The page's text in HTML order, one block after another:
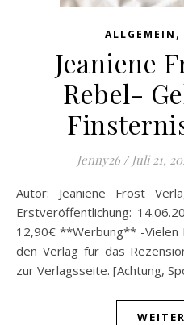
ALLGEMEIN ,
Jeaniene
Rebel-
Jenny26 / Juli 21,
Autor: Jeaniene Frost Verlag: Blanvalet Verlag Datum
Erstveröffentlichung:
12,90€ **Werbung** -Vielen
den Verlag für das
zur Verlagsseite. [Achtung,